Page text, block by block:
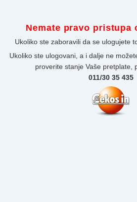
Nemate pravo pristupa
Ukoliko ste zaboravili da se ulogujete
Ukoliko ste ulogovani, a i dalje ne
proverite stanje Vaše pretplate,
011/30 35 435